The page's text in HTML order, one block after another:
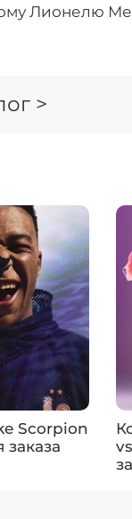
Лионелю
>
Scorpion
заказа